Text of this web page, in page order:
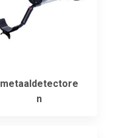
metaaldetectore
n